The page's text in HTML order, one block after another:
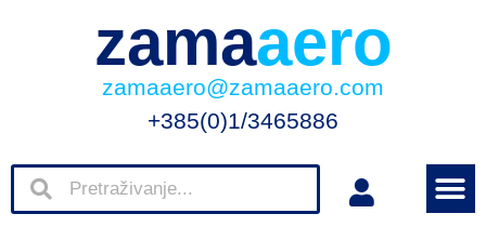
zamaaero
zamaaero@zamaaero.com
+385(0)1/3465886